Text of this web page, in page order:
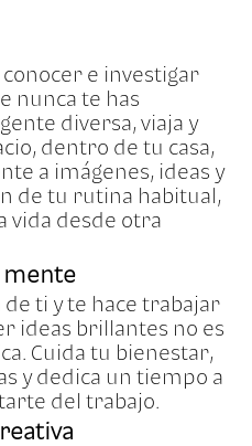
e investigar
nunca te has
diversa, viaja y
dentro de tu casa,
a imágenes, ideas y
de tu rutina habitual,
vida desde otra
mente
ti y te hace trabajar
ideas brillantes no es
Cuida tu bienestar,
y dedica un tiempo a
del trabajo.